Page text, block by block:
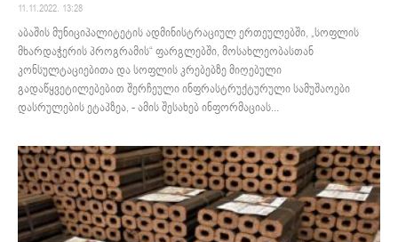
11.11.2022. 13:28
აბაშის მუნიციპალიტეტის ადმინისტრაციულ ერთეულებში, „სოფლის
მხარდაჭერის პროგრამის“ ფარგლებში, მოსახლეობასთან
კონსულტაციებითა და სოფლის კრებებზე მიღებული
გადაწყვეტილებებით შერჩეული ინფრასტრუქტურული სამუშაოები
დასრულების ეტაპზეა, - ამის შესახებ ინფორმაციას...